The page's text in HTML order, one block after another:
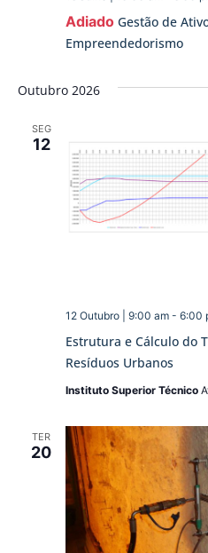
Adiado Gestão de
Empreendedorismo
Outubro 2026
SEG
12
Estrutura e Cálculo do
Resíduos Urbanos
12 Outubro | 9:00 am- 6:00
Instituto Superior Técnico
TER
20